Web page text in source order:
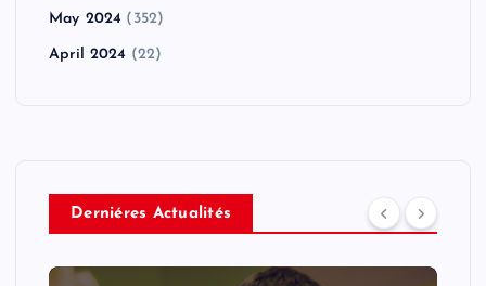
May 2024 (352)
April 2024 (22)
Derniéres Actualités